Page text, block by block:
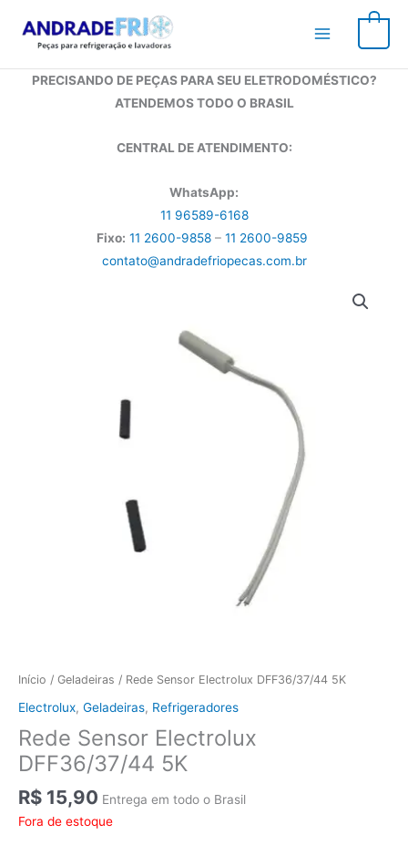
para
conteúdo
PRECISANDO DE PEÇAS PARA SEU ELETRODOMÉSTICO?
ATENDEMOS TODO O BRASIL
CENTRAL DE ATENDIMENTO:
WhatsApp:
11 96589-6168
Fixo: 11 2600-9858 – 11 2600-9859
contato@andradefriopecas.com.br
Início / Geladeiras / Rede Sensor Electrolux DFF36/37/44 5K
Electrolux, Geladeiras, Refrigeradores
Rede Sensor Electrolux
DFF36/37/44 5K
R$ 15,90 Entrega em todo o Brasil
Fora de estoque